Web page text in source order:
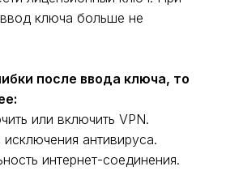
ключа больше не
после ввода ключа, то
или включить VPN.
антивируса.
интернет-соединения.